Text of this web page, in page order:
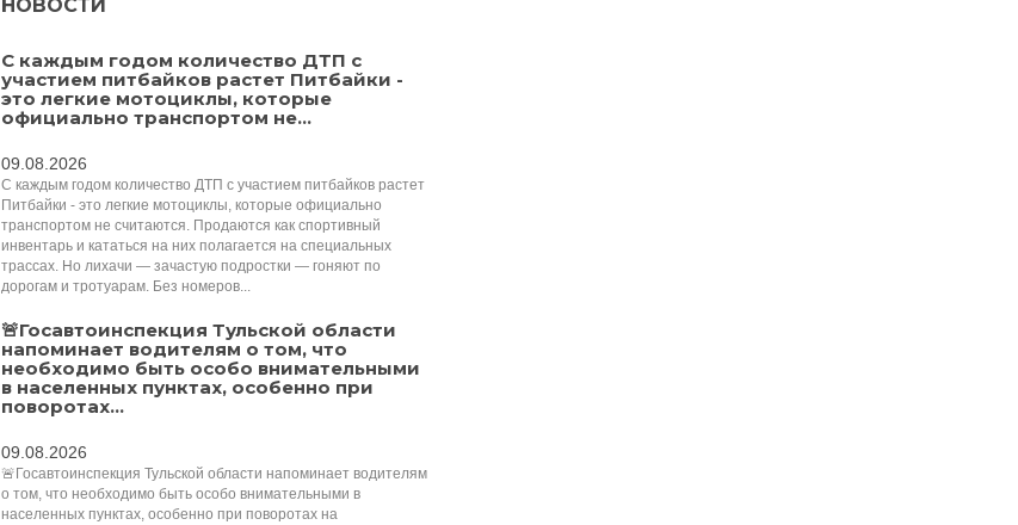
НОВОСТИ
С каждым годом количество ДТП с
участием питбайков растет Питбайки -
это легкие мотоциклы, которые
официально транспортом не...
09.08.2026
С каждым годом количество ДТП с участием питбайков растет
Питбайки - это легкие мотоциклы, которые официально
транспортом не считаются. Продаются как спортивный
инвентарь и кататься на них полагается на специальных
трассах. Но лихачи — зачастую подростки — гоняют по
дорогам и тротуарам. Без номеров...
🚨Госавтоинспекция Тульской области
напоминает водителям о том, что
необходимо быть особо внимательными
в населенных пунктах, особенно при
поворотах...
09.08.2026
🚨Госавтоинспекция Тульской области напоминает водителям
о том, что необходимо быть особо внимательными в
населенных пунктах, особенно при поворотах на